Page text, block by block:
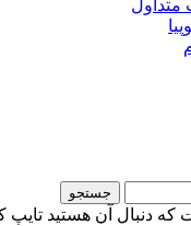
جستجو
دنبال آن هستید تایپ